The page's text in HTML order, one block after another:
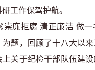
工作保驾护航。
廉拒腐 清正廉洁 做一
为题，回顾了十八大以
关于纪检干部队伍建